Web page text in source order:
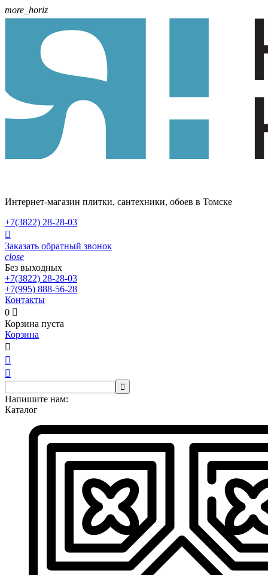
more_horiz
Интернет-магазин плитки, сантехники, обоев в Томске
+7(3822) 28-28-03

Заказать обратный звонок
close
Без выходных
+7(3822) 28-28-03
+7(995) 888-56-28
Контакты
0 
Корзина пуста
Корзина




Напишите нам:
Каталог